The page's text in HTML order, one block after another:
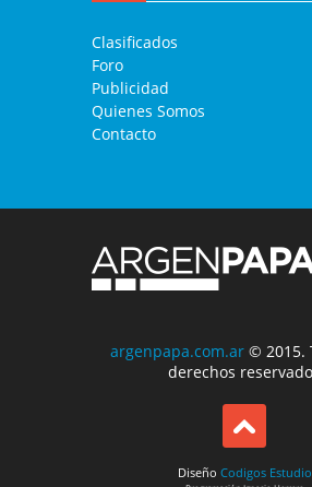
Clasificados
Foro
Publicidad
Quienes Somos
Contacto
argenpapa.com.ar © 2015.
derechos
Diseño Codigos Estudio